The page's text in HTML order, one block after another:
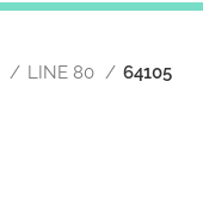
LINE 80 64105